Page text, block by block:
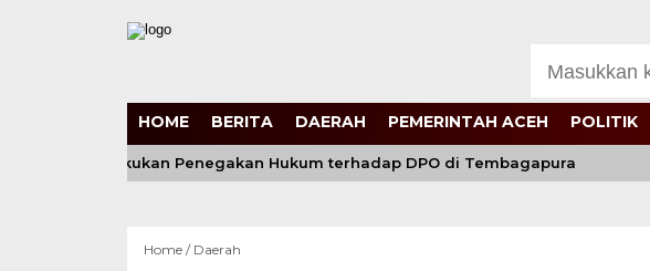
HOME BERITA DAERAH PEMERINTAH ACEH POLITIK
Lakukan Penegakan Hukum terhadap DPO di Tembagapura
Home / Daerah